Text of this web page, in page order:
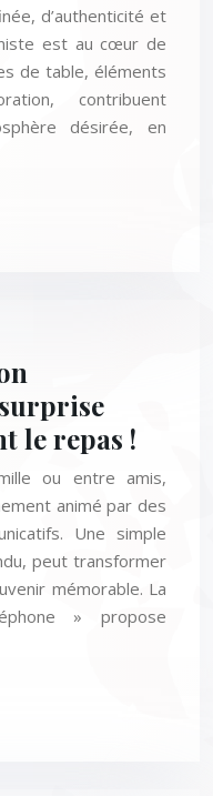
d’authenticité et
est au cœur de
de table, éléments
contribuent
désirée, en
le repas !
ou entre amis,
animé par des
Une simple
peut transformer
mémorable. La
» propose